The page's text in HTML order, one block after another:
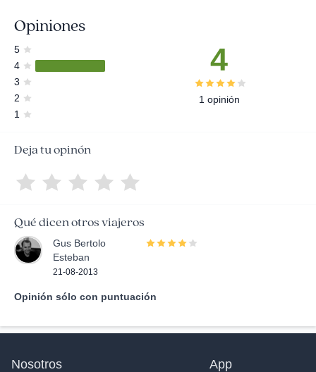
Opiniones
5
4
3
2
1
4
1 opinión
Deja tu opinón
Qué dicen otros viajeros
Gus Bertolo
Esteban
21-08-2013
Opinión sólo con puntuación
Nosotros App